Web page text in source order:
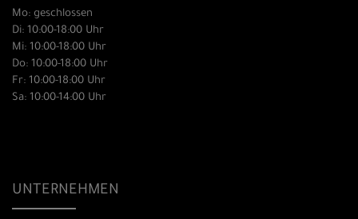
Mo: geschlossen
Di: 10:00-18:00 Uhr
Mi: 10:00-18:00 Uhr
Do: 10:00-18:00 Uhr
Fr: 10:00-18:00 Uhr
Sa: 10:00-14:00 Uhr
UNTERNEHMEN